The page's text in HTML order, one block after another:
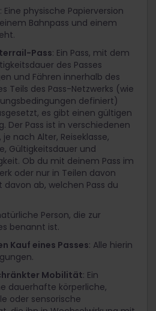
: Eine physische Papierversion
Bahnpass und einem
Pass: Ein Pass, mit dem
des Passes
und Fähren innerhalb des
Teils des Pass-Netzwerks (wie
definiert)
es gibt einen gültigen
Der Pass ist in verschiedenen
nach Alter, Reiseklasse,
Gültigkeitsdauer und
Ob du mit deinem Pass im
oder nur in Teilen davon
davon ab, welchen Pass du
Person, die zur
benannt ist.
Kauf eines Passes: Alle hierin
Mobilität: Ein
dauerhafte körperliche,
oder sensorische